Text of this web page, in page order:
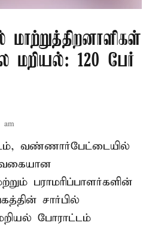
மாற்றுத்திறனாளிகள்
மறியல்: 120 பேர்
am
வண்ணார்பேட்டையில்
வகையான
பராமரிப்பாளர்களின்
சார்பில்
போராட்டம்